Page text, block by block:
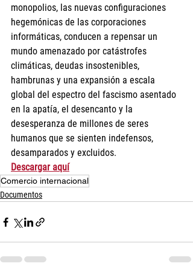
monopolios, las nuevas configuraciones
hegemónicas de las corporaciones
informáticas, conducen a repensar un
mundo amenazado por catástrofes
climáticas, deudas insostenibles,
hambrunas y una expansión a escala
global del espectro del fascismo asentado
en la apatía, el desencanto y la
desesperanza de millones de seres
humanos que se sienten indefensos,
desamparados y excluidos.
Descargar aquí
Comercio internacional
Documentos